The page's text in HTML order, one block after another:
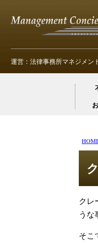
運営：法律事務所マネジメン
クレ
うな
そこ